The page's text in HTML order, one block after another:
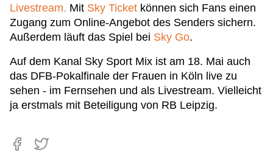
Livestream. Mit Sky Ticket können sich Fans einen
Zugang zum Online-Angebot des Senders sichern.
Außerdem läuft das Spiel bei Sky Go.
Auf dem Kanal Sky Sport Mix ist am 18. Mai auch
das DFB-Pokalfinale der Frauen in Köln live zu
sehen - im Fernsehen und als Livestream. Vielleicht
ja erstmals mit Beteiligung von RB Leipzig.